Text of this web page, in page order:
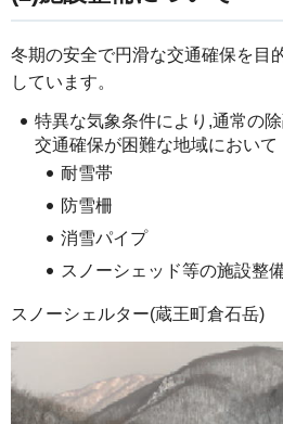
冬期の安全で円滑な交通確保を目
しています。
特異な気象条件により,通常の
交通確保が困難な地域において
耐雪帯
防雪柵
消雪パイプ
スノーシェッド等の施設整
スノーシェルター(蔵王町倉石岳)